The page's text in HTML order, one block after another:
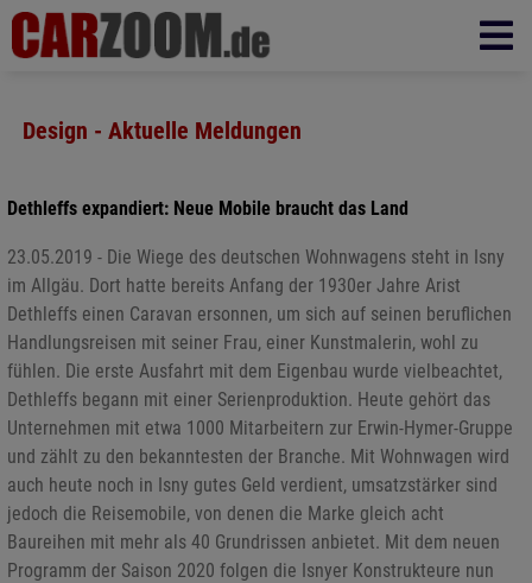
Design - Aktuelle Meldungen
Dethleffs expandiert: Neue Mobile braucht das Land
23.05.2019 - Die Wiege des deutschen Wohnwagens steht in Isny
im Allgäu. Dort hatte bereits Anfang der 1930er Jahre Arist
Dethleffs einen Caravan ersonnen, um sich auf seinen beruflichen
Handlungsreisen mit seiner Frau, einer Kunstmalerin, wohl zu
fühlen. Die erste Ausfahrt mit dem Eigenbau wurde vielbeachtet,
Dethleffs begann mit einer Serienproduktion. Heute gehört das
Unternehmen mit etwa 1000 Mitarbeitern zur Erwin-Hymer-Gruppe
und zählt zu den bekanntesten der Branche. Mit Wohnwagen wird
auch heute noch in Isny gutes Geld verdient, umsatzstärker sind
jedoch die Reisemobile, von denen die Marke gleich acht
Baureihen mit mehr als 40 Grundrissen anbietet. Mit dem neuen
Programm der Saison 2020 folgen die Isnyer Konstrukteure nun